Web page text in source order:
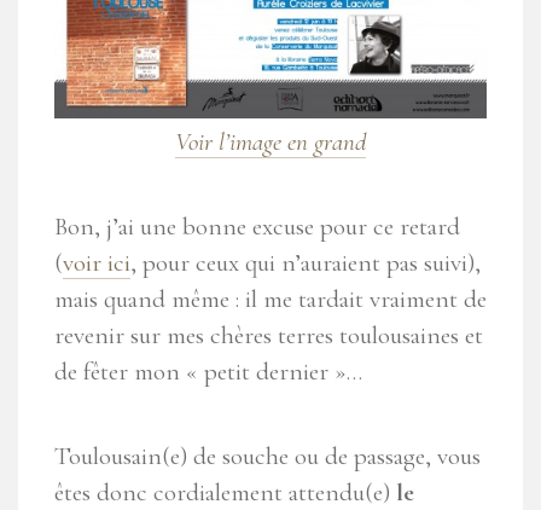
Voir l’image en grand
Bon, j’ai une bonne excuse pour ce retard
(voir ici, pour ceux qui n’auraient pas suivi),
mais quand même : il me tardait vraiment de
revenir sur mes chères terres toulousaines et
de fêter mon « petit dernier »…
Toulousain(e) de souche ou de passage, vous
êtes donc cordialement attendu(e) le